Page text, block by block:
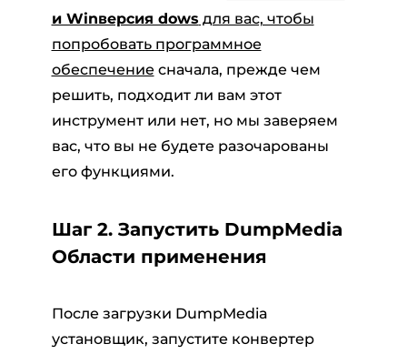
и Winверсия dows для вас, чтобы
попробовать программное
обеспечениесначала, прежде чем
решить, подходит ли вам этот
инструмент или нет, но мы заверяем
вас, что вы не будете разочарованы
его функциями.
Шаг 2. Запустить DumpMedia
Области применения
После загрузки DumpMedia
установщик, запустите конвертер